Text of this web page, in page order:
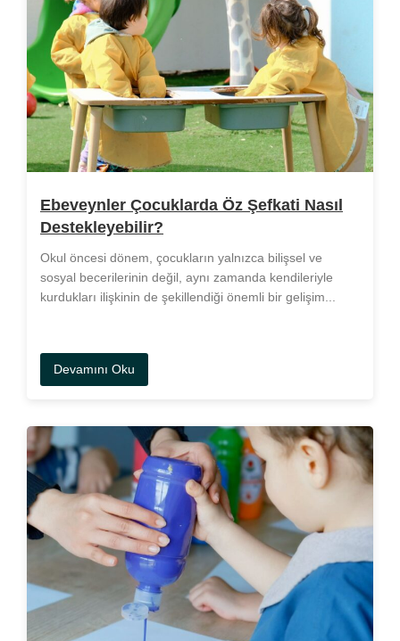
Ebeveynler Çocuklarda Öz Şefkati Nasıl
Destekleyebilir?
Okul öncesi dönem, çocukların yalnızca bilişsel ve
sosyal becerilerinin değil, aynı zamanda kendileriyle
kurdukları ilişkinin de şekillendiği önemli bir gelişim...
Devamını Oku